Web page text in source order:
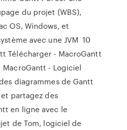
du projet (WBS),
OS, Windows, et
avec une JVM 10
Télécharger - MacroGantt
MacroGantt - Logiciel
diagrammes de Gantt
partagez des
en ligne avec le
de Tom, logiciel de